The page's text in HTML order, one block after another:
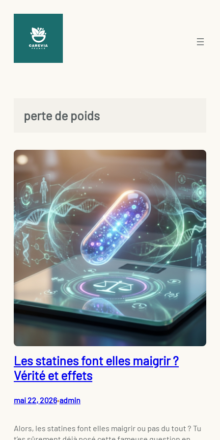
perte de poids
Les statines font elles maigrir ?
Vérité et effets
mai 22, 2026•admin
Alors, les statines font elles maigrir ou pas du tout ? Tu